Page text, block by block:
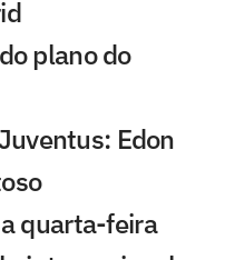
plano do
Edon
quarta-feira